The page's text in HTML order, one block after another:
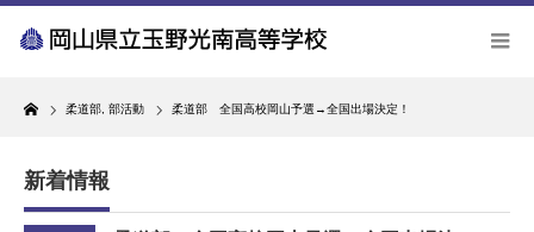
Home
柔道部 部活動 柔道部 全国高校岡山予選→全国出場決定！
新着情報